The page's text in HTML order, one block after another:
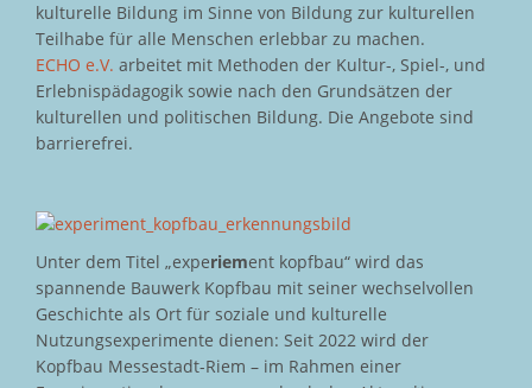
kulturelle Bildung im Sinne von Bildung zur kulturellen
Teilhabe für alle Menschen erlebbar zu machen.
ECHO e.V. arbeitet mit Methoden der Kultur-, Spiel-, und
Erlebnispädagogik sowie nach den Grundsätzen der
kulturellen und politischen Bildung. Die Angebote sind
barrierefrei.
Unter dem Titel „experiement kopfbau“ wird das
spannende Bauwerk Kopfbau mit seiner wechselvollen
Geschichte als Ort für soziale und kulturelle
Nutzungsexperimente dienen: Seit 2022 wird der
Kopfbau Messestadt-Riem – im Rahmen einer